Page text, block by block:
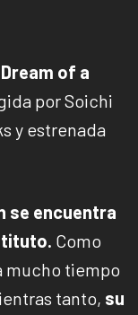
of a
por Soichi
y estrenada
se encuentra
Como
mucho tiempo
tanto, su